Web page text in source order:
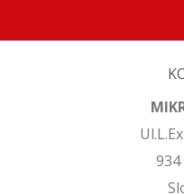
934